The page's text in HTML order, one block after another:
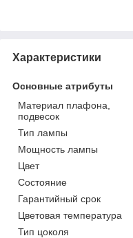
Характеристики
Основные атрибуты
Материал плафона,
подвесок
Тип лампы
Мощность лампы
Цвет
Состояние
Гарантийный срок
Цветовая температура
Тип цоколя